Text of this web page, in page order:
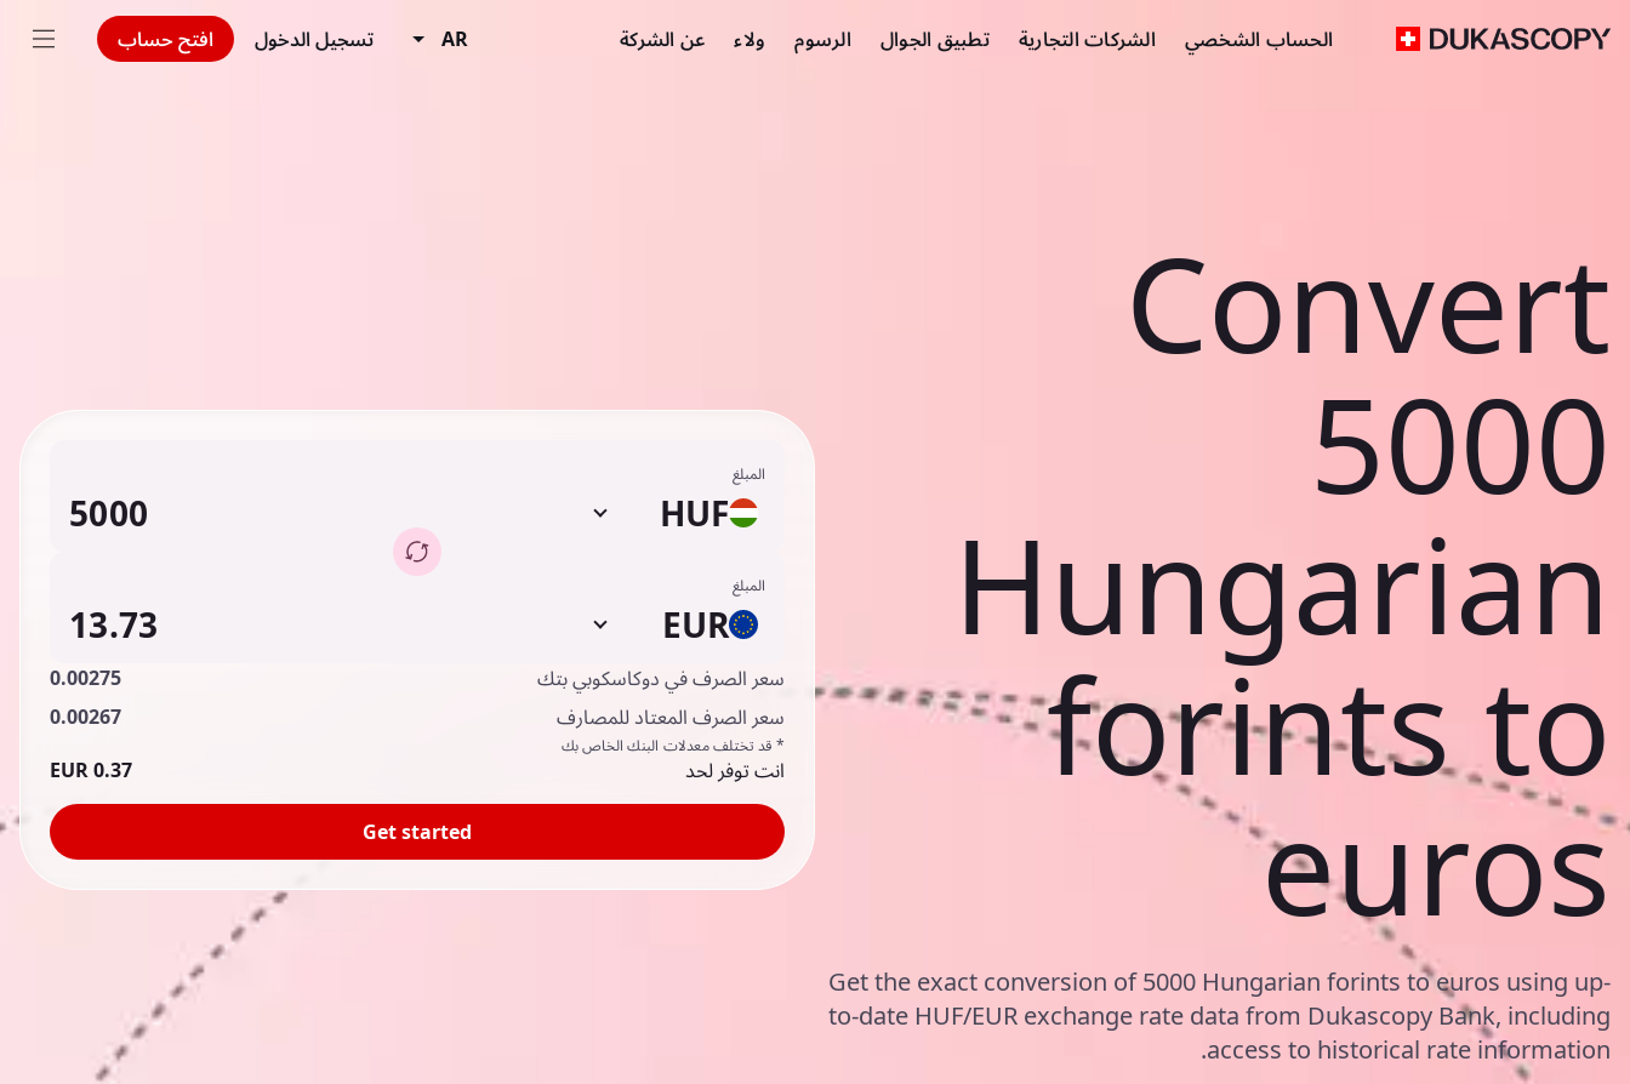
الحساب الشخصي الشركات التجارية تطبيق الجوال الرسوم ولاء عن الشركة AR تسجيل الدخول افتح حساب
Convert
5000
Hungarian
forints to
euros
Get the exact conversion of 5000 Hungarian forints to euros using up-
to-date HUF/EUR exchange rate data from Dukascopy Bank, including
access to historical rate information.
المبلغ
HUF
المبلغ
EUR
سعر الصرف في دوكاسكوبي بتك
0.00275
سعر الصرف المعتاد للمصارف
0.00267
* قد تختلف معدلات البنك الخاص بك
انت توفر لحد 0.37 EUR
Get started